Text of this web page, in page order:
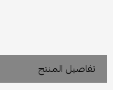
تفاصيل المنتج